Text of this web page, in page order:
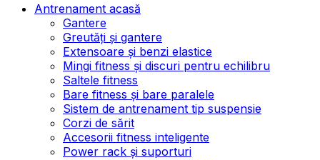
Antrenament acasă
Gantere
Greutăți și gantere
Extensoare și benzi elastice
Mingi fitness și discuri pentru echilibru
Saltele fitness
Bare fitness și bare paralele
Sistem de antrenament tip suspensie
Corzi de sărit
Accesorii fitness inteligente
Power rack și suporturi